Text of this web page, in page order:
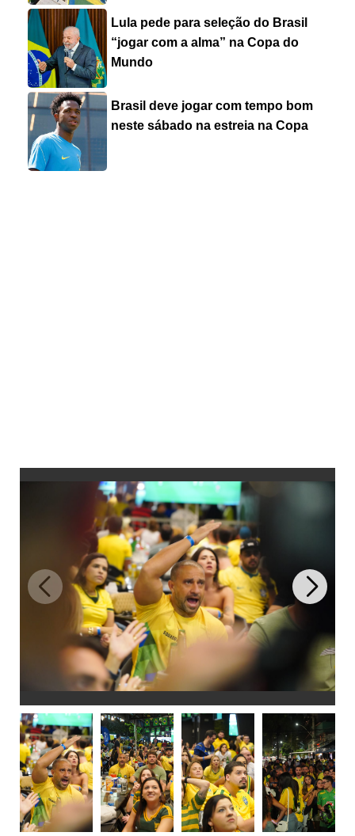
Lula pede para seleção do Brasil
“jogar com a alma” na Copa do
Mundo
Brasil deve jogar com tempo bom
neste sábado na estreia na Copa
Torcida capixaba na Praia do Canto, no primeiro jogo do Brasil
Fernando Madeira/A Gazeta